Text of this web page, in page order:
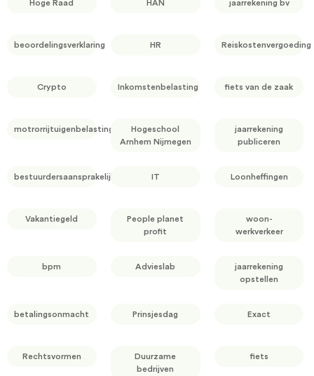
Hoge Raad HAN jaarrekening bv
beoordelingsverklaring HR Reiskostenvergoeding
Crypto Inkomstenbelasting fiets van de zaak
motrorrijtuigenbelasting
Hogeschool
Arnhem Nijmegen
jaarrekening
publiceren
bestuurdersaansprakelijkheid IT Loonheffingen
Vakantiegeld
People planet
profit
woon-
werkverkeer
bpm Advieslab
jaarrekening
opstellen
betalingsonmacht Prinsjesdag Exact
Rechtsvormen
Duurzame
bedrijven
fiets